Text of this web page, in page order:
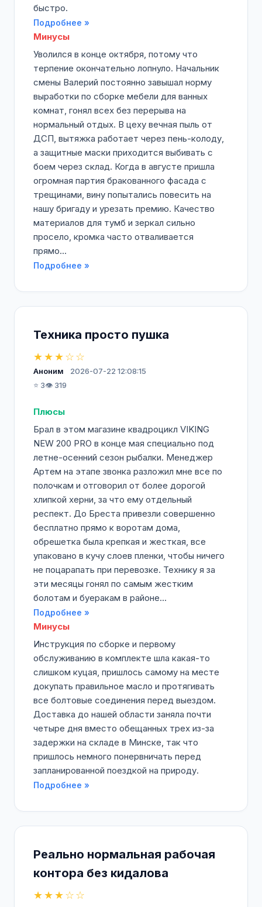
быстро.
Подробнее »
Минусы
Уволился в конце октября, потому что
терпение окончательно лопнуло. Начальник
смены Валерий постоянно завышал норму
выработки по сборке мебели для ванных
комнат, гонял всех без перерыва на
нормальный отдых. В цеху вечная пыль от
ДСП, вытяжка работает через пень-колоду,
а защитные маски приходится выбивать с
боем через склад. Когда в августе пришла
огромная партия бракованного фасада с
трещинами, вину попытались повесить на
нашу бригаду и урезать премию. Качество
материалов для тумб и зеркал сильно
просело, кромка часто отваливается
прямо...
Подробнее »
Техника просто пушка
★★★☆☆
Аноним
2026-07-22 12:08:15
⭐ 3👁️ 319
Плюсы
Брал в этом магазине квадроцикл VIKING
NEW 200 PRO в конце мая специально под
летне-осенний сезон рыбалки. Менеджер
Артем на этапе звонка разложил мне все по
полочкам и отговорил от более дорогой
хлипкой херни, за что ему отдельный
респект. До Бреста привезли совершенно
бесплатно прямо к воротам дома,
обрешетка была крепкая и жесткая, все
упаковано в кучу слоев пленки, чтобы ничего
не поцарапать при перевозке. Технику я за
эти месяцы гонял по самым жестким
болотам и буеракам в районе...
Подробнее »
Минусы
Инструкция по сборке и первому
обслуживанию в комплекте шла какая-то
слишком куцая, пришлось самому на месте
докупать правильное масло и протягивать
все болтовые соединения перед выездом.
Доставка до нашей области заняла почти
четыре дня вместо обещанных трех из-за
задержки на складе в Минске, так что
пришлось немного понервничать перед
запланированной поездкой на природу.
Подробнее »
Реально нормальная рабочая
контора без кидалова
★★★☆☆